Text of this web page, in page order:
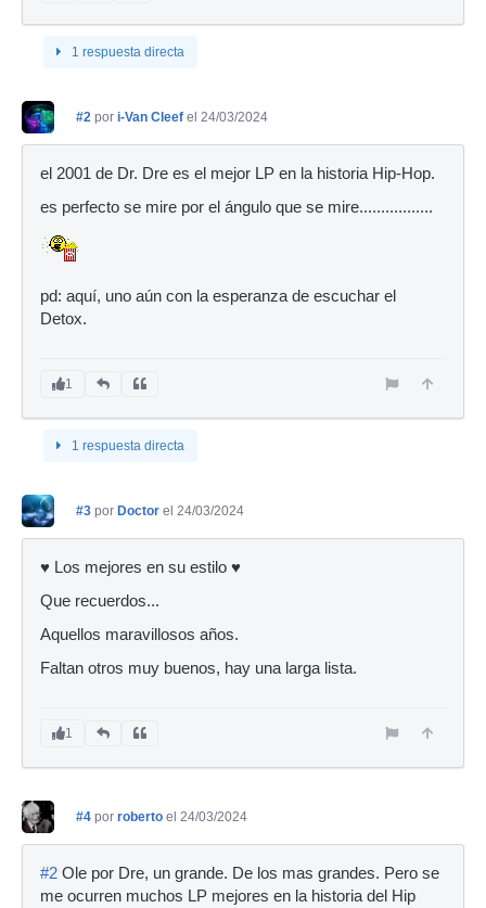
1 respuesta directa
#2 por i-Van Cleef el 24/03/2024
el 2001 de Dr. Dre es el mejor LP en la historia Hip-Hop.
es perfecto se mire por el ángulo que se mire.................
pd: aquí, uno aún con la esperanza de escuchar el
Detox.
1
1 respuesta directa
#3 por Doctor el 24/03/2024
♥️ Los mejores en su estilo ♥️
Que recuerdos...
Aquellos maravillosos años.
Faltan otros muy buenos, hay una larga lista.
1
#4 por roberto el 24/03/2024
#2 Ole por Dre, un grande. De los mas grandes. Pero se
me ocurren muchos LP mejores en la historia del Hip